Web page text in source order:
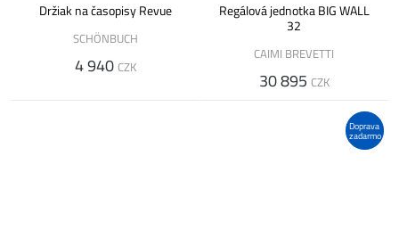
Držiak na časopisy Revue
SCHÖNBUCH
4 940 CZK
Regálová jednotka BIG WALL
32
CAIMI BREVETTI
30 895 CZK
Doprava
zadarmo